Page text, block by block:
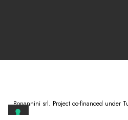
Bonannini srl. Project co-financed under